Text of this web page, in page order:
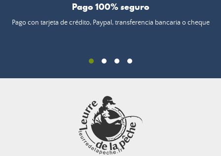
Pago 100% seguro
Pago con tarjeta de crédito, Paypal, transferencia bancaria o cheque